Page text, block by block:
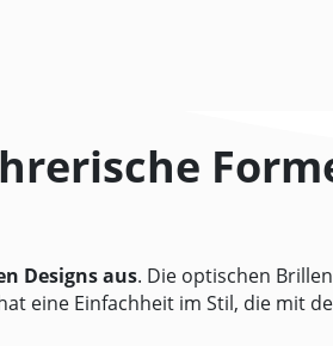
Designs aus. Die optischen
eine Einfachheit im Stil, die mit